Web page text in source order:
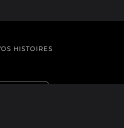
HISTOIRES